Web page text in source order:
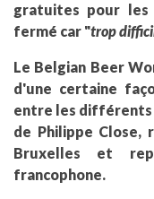
gratuites pour les
fermé car "trop
Le Belgian Beer
d'une certaine
entre les
de Philippe Close,
Bruxelles et
francophone.